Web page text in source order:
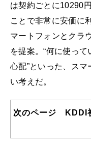
は契約ごとに10290
ことで非常に安価に
マートフォンとクラ
を提案。“何に使って
心配”といった、ス
い考えだ。
次のページ KDDI